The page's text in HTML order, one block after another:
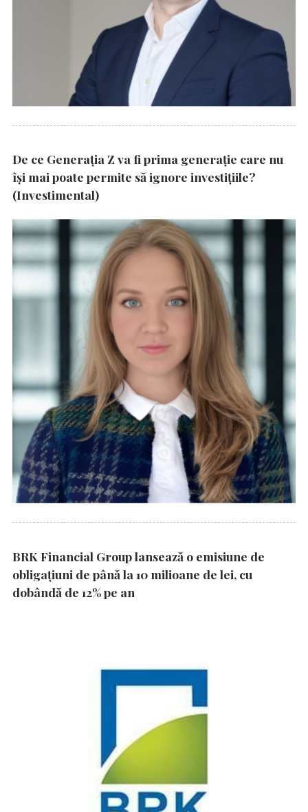
De ce Generația Z va fi prima generație care nu
își mai poate permite să ignore investițiile?
(Investimental)
BRK Financial Group lansează o emisiune de
obligațiuni de până la 10 milioane de lei, cu
dobândă de 12% pe an